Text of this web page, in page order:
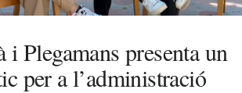
i Plegamans presenta un
per a l’administració